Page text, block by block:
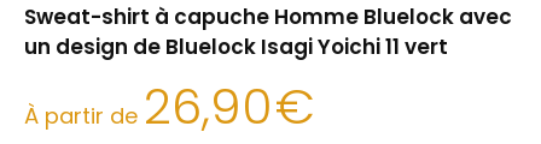
Sweat-shirt à capuche Homme Bluelock avec
un design de Bluelock Isagi Yoichi 11 vert
À partir de 26,90€